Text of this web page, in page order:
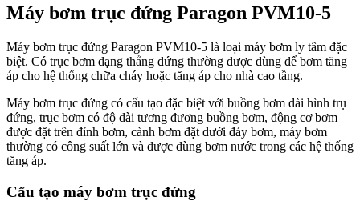
Máy bơm trục đứng Paragon PVM10-5
Máy bơm trục đứng Paragon PVM10-5 là loại máy bơm ly tâm đặc
biệt. Có trục bơm dạng thẳng đứng thường được dùng để bơm tăng
áp cho hệ thống chữa cháy hoặc tăng áp cho nhà cao tầng.
Máy bơm trục đứng có cấu tạo đặc biệt với buồng bơm dài hình trụ
đứng, trục bơm có độ dài tương đương buồng bơm, động cơ bơm
được đặt trên đỉnh bơm, cành bơm đặt dưới đáy bơm, máy bơm
thường có công suất lớn và được dùng bơm nước trong các hệ thống
tăng áp.
Cấu tạo máy bơm trục đứng